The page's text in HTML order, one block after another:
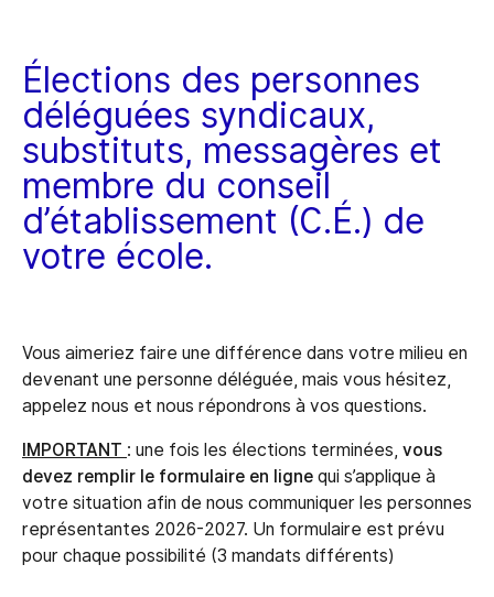
Élections des personnes
déléguées syndicaux,
substituts, messagères et
membre du conseil
d’établissement (C.É.) de
votre école.
Vous aimeriez faire une différence dans votre milieu en
devenant une personne déléguée, mais vous hésitez,
appelez nous et nous répondrons à vos questions.
IMPORTANT : une fois les élections terminées, vous
devez remplir le formulaire en ligne qui s’applique à
votre situation afin de nous communiquer les personnes
représentantes 2026-2027. Un formulaire est prévu
pour chaque possibilité (3 mandats différents)